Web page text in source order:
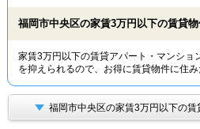
物件
TOP
福岡市中央区の家賃3万円以下の賃貸
家賃3万円以下の賃貸アパート・マンショ
を抑えられるので、お得に賃貸物件に住
福岡市中央区の家賃3万円以下の